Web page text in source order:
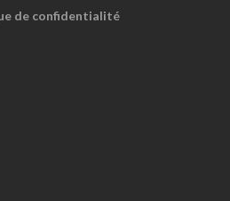
de confidentialité